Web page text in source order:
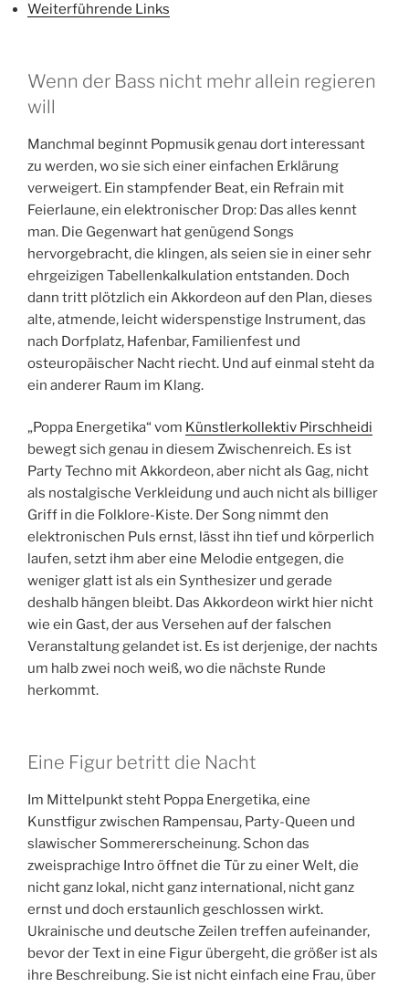
Weiterführende Links
Wenn der Bass nicht mehr allein regieren
will
Manchmal beginnt Popmusik genau dort interessant
zu werden, wo sie sich einer einfachen Erklärung
verweigert. Ein stampfender Beat, ein Refrain mit
Feierlaune, ein elektronischer Drop: Das alles kennt
man. Die Gegenwart hat genügend Songs
hervorgebracht, die klingen, als seien sie in einer sehr
ehrgeizigen Tabellenkalkulation entstanden. Doch
dann tritt plötzlich ein Akkordeon auf den Plan, dieses
alte, atmende, leicht widerspenstige Instrument, das
nach Dorfplatz, Hafenbar, Familienfest und
osteuropäischer Nacht riecht. Und auf einmal steht da
ein anderer Raum im Klang.
„Poppa Energetika“ vom Künstlerkollektiv Pirschheidi
bewegt sich genau in diesem Zwischenreich. Es ist
Party Techno mit Akkordeon, aber nicht als Gag, nicht
als nostalgische Verkleidung und auch nicht als billiger
Griff in die Folklore-Kiste. Der Song nimmt den
elektronischen Puls ernst, lässt ihn tief und körperlich
laufen, setzt ihm aber eine Melodie entgegen, die
weniger glatt ist als ein Synthesizer und gerade
deshalb hängen bleibt. Das Akkordeon wirkt hier nicht
wie ein Gast, der aus Versehen auf der falschen
Veranstaltung gelandet ist. Es ist derjenige, der nachts
um halb zwei noch weiß, wo die nächste Runde
herkommt.
Eine Figur betritt die Nacht
Im Mittelpunkt steht Poppa Energetika, eine
Kunstfigur zwischen Rampensau, Party-Queen und
slawischer Sommererscheinung. Schon das
zweisprachige Intro öffnet die Tür zu einer Welt, die
nicht ganz lokal, nicht ganz international, nicht ganz
ernst und doch erstaunlich geschlossen wirkt.
Ukrainische und deutsche Zeilen treffen aufeinander,
bevor der Text in eine Figur übergeht, die größer ist als
ihre Beschreibung. Sie ist nicht einfach eine Frau, über